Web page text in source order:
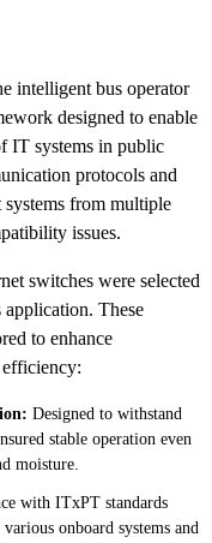
intelligent bus operator
designed to enable
IT systems in public
protocols and
from multiple
issues.
switches were selected
These
to enhance
Designed to withstand
stable operation even
moisture.
with ITxPT standards
onboard systems and